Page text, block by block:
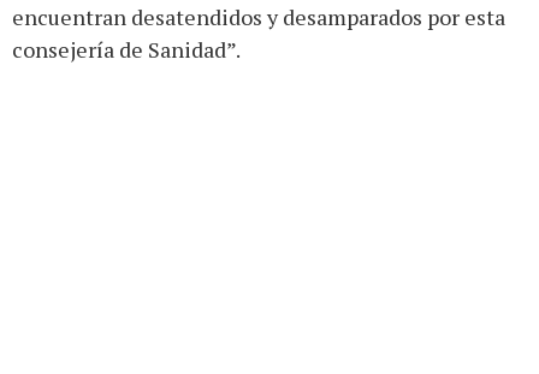
encuentran desatendidos y desamparados por esta
consejería de Sanidad”.